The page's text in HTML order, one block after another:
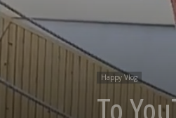
Happy Vlog
Το